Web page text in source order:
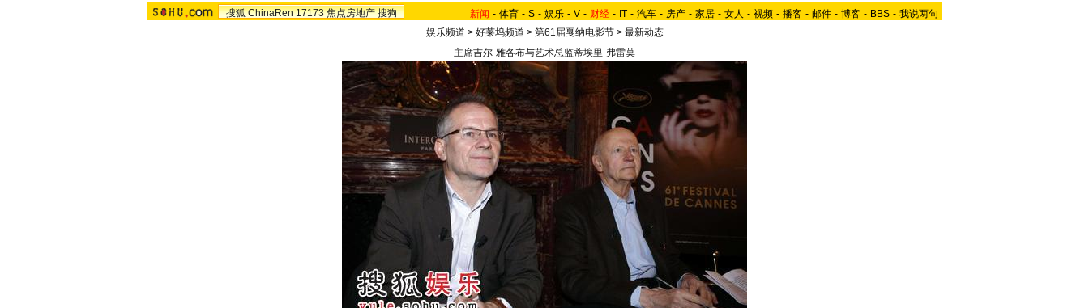
搜狐 ChinaRen 17173 焦点房地产 搜狗 新闻 - 体育 - S - 娱乐 - V - 财经 - IT - 汽车 - 房产 - 家居 - 女人 - 视频 - 播客 - 邮件 - 博客 - BBS - 我说两句
娱乐频道 > 好莱坞频道 > 第61届戛纳电影节> 最新动态
主席吉尔-雅各布与艺术总监蒂埃里-弗雷莫